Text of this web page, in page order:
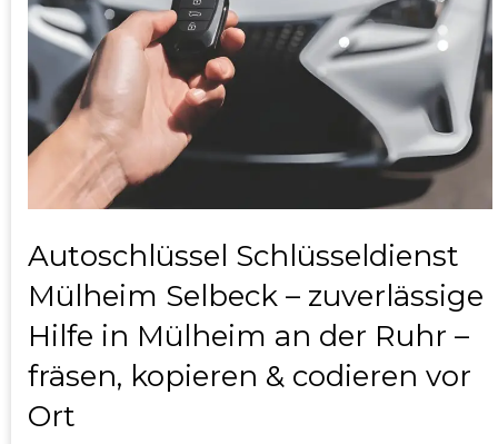
Autoschlüssel Schlüsseldienst
Mülheim Selbeck – zuverlässige
Hilfe in Mülheim an der Ruhr –
fräsen, kopieren & codieren vor
Ort